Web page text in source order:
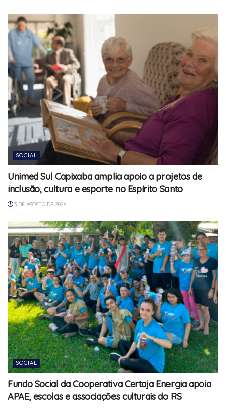
SOCIAL
Unimed Sul Capixaba amplia apoio a projetos de
inclusão, cultura e esporte no Espírito Santo
5 DE AGOSTO DE 2026
SOCIAL
Fundo Social da Cooperativa Certaja Energia apoia
APAE, escolas e associações culturais do RS